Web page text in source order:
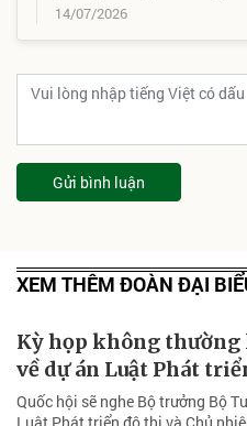
14/07/2026
Gửi bình luận
XEM THÊM ĐOÀN ĐẠI
Kỳ họp không thường
về dự án Luật Phát
Quốc hội sẽ nghe Bộ trưởng Bộ